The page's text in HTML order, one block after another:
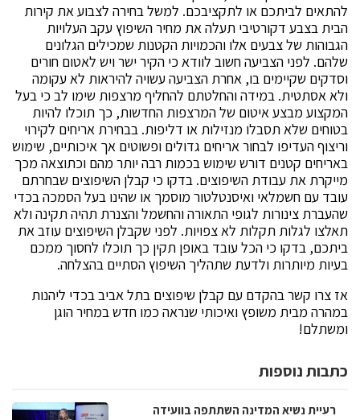
להתאים לביתכם או לתקציבכם. למשל בחירה לצבוע את קירות
הבית בצבע דקורטיבי תעלה את מחיר השיפוץ עקב העלויות
הגבוהות של צבעים אלו והכמויות הקטנות שמכילים הגלונים
שלהם. לפני הצביעה חשוב לוודא כי הקיר ישר ויש לאטום חורים
וסדקים שקיימים בו, אחרת הצביעה עשויה להיראות לא עקומה
ולא אסתטית. במידה והחלטתם להחליף מרצפות שימו לב כי בעל
המקצוע מבצע איטום של המרצפות החדשות, כך תוכלו להיות
בטוחים שלא תסבלו מנזילות או דליפות. בבחירת אריחים לקירוי
וריצוף העדיפו לבחור אריחים גדולים ופשוטים אך איכותיים, שימוש
באריחים קטנים דורש שימוש בכמות רבה יותר מהם וכתוצאה מכך
מייקרת את עבודת השיפוצים. בדקו כי קבלן השיפוצים שבחרתם
עובד עם חשמלאי ואיסנטלטור מוסמך או שהינו בעל הסמכה בכדי
שהעברת צינורות לגופי התאורה והחשמל והצנרת תהיה תקינה ולא
תאלצו לגלות תקלות לא צפויות. לפני שקבלן השיפוצים עוזב את
ביתכם, בדקו כי הכל עובד באופן תקין כך תוכלו לחסוך ממכם
בעיות מיותרות ולדעת שתהליך השיפוץ הסתיים בהצלחה.
אז צרו קשר בהקדם עם קבלן שיפוצים בתל אביב בכדי ליהנות
במהרה מבית משופץ ואיכותי שנראה כמו חדש במחיר הוגן
ומשתלם!
כתבות נוספות
רעיית נשיא המדינה השתתפה בוועידה